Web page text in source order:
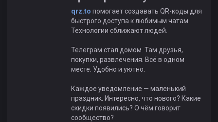
qrz.to помогает создавать QR-коды для
быстрого доступа к любимым чатам.
Технологии сближают людей.
Телеграм стал домом. Там друзья,
покупки, развлечения. Всё в одном
месте. Удобно и уютно.
Каждое уведомление — маленький
праздник. Интересно, что нового? Какие
скидки появились? О чём говорит
сообщество?